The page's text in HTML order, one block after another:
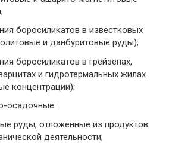
боросиликатов в известковых
и данбуритовые руды);
боросиликатов в грейзенах,
и гидротермальных жилах
концентрации);
осадочные:
руды, отложенные из продуктов
деятельности;